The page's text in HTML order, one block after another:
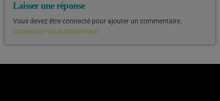
Laisser une réponse
Vous devez être connecté pour ajouter un commentaire.
Connectez-vous maintenant